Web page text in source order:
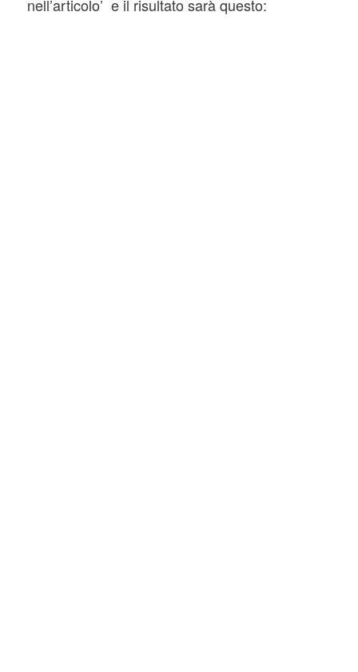
nell’articolo’ e il risultato sarà questo: